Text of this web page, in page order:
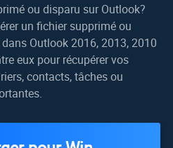
ou disparu sur Outlook?
un fichier supprimé ou
Outlook 2016, 2013, 2010
eux pour récupérer vos
contacts, tâches ou